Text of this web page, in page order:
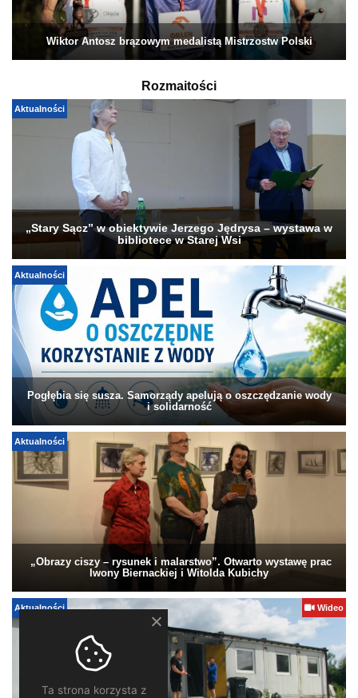
Wiktor Antosz brązowym medalistą Mistrzostw Polski
Rozmaitości
Aktualności
„Stary Sącz” w obiektywie Jerzego Jędrysa – wystawa w
bibliotece w Starej Wsi
Aktualności
Pogłębia się susza. Samorządy apelują o oszczędzanie wody
i solidarność
Aktualności
„Obrazy ciszy – rysunek i malarstwo”. Otwarto wystawę prac
Iwony Biernackiej i Witolda Kubichy
Aktualności Wideo
Ta strona korzysta z